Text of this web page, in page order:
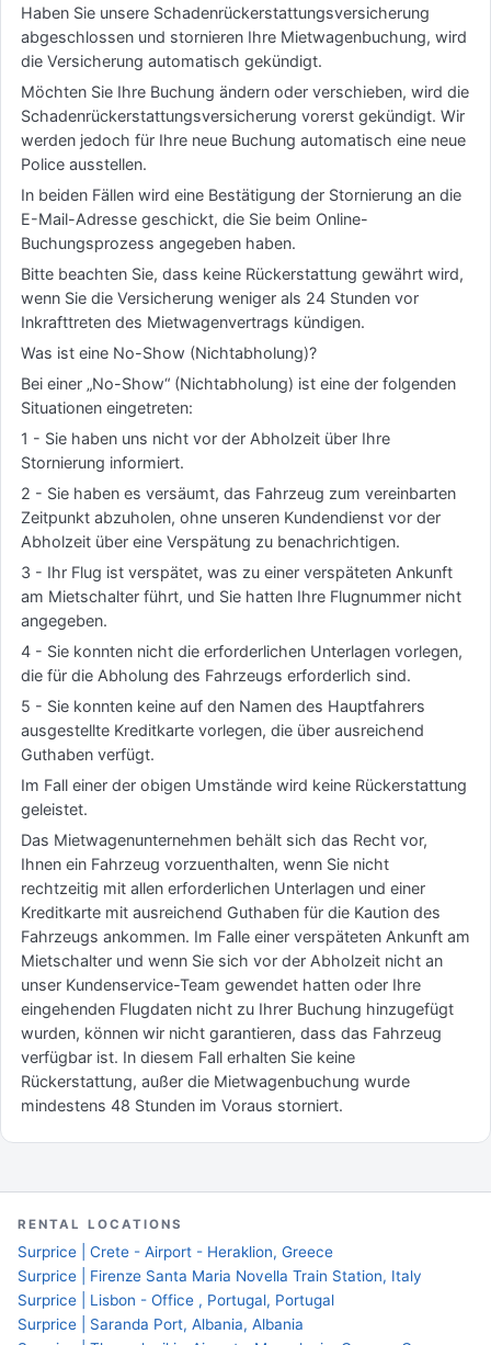
Haben Sie unsere Schadenrückerstattungsversicherung
abgeschlossen und stornieren Ihre Mietwagenbuchung, wird
die Versicherung automatisch gekündigt.
Möchten Sie Ihre Buchung ändern oder verschieben, wird die
Schadenrückerstattungsversicherung vorerst gekündigt. Wir
werden jedoch für Ihre neue Buchung automatisch eine neue
Police ausstellen.
In beiden Fällen wird eine Bestätigung der Stornierung an die
E-Mail-Adresse geschickt, die Sie beim Online-
Buchungsprozess angegeben haben.
Bitte beachten Sie, dass keine Rückerstattung gewährt wird,
wenn Sie die Versicherung weniger als 24 Stunden vor
Inkrafttreten des Mietwagenvertrags kündigen.
Was ist eine No-Show (Nichtabholung)?
Bei einer „No-Show“ (Nichtabholung) ist eine der folgenden
Situationen eingetreten:
1 - Sie haben uns nicht vor der Abholzeit über Ihre
Stornierung informiert.
2 - Sie haben es versäumt, das Fahrzeug zum vereinbarten
Zeitpunkt abzuholen, ohne unseren Kundendienst vor der
Abholzeit über eine Verspätung zu benachrichtigen.
3 - Ihr Flug ist verspätet, was zu einer verspäteten Ankunft
am Mietschalter führt, und Sie hatten Ihre Flugnummer nicht
angegeben.
4 - Sie konnten nicht die erforderlichen Unterlagen vorlegen,
die für die Abholung des Fahrzeugs erforderlich sind.
5 - Sie konnten keine auf den Namen des Hauptfahrers
ausgestellte Kreditkarte vorlegen, die über ausreichend
Guthaben verfügt.
Im Fall einer der obigen Umstände wird keine Rückerstattung
geleistet.
Das Mietwagenunternehmen behält sich das Recht vor,
Ihnen ein Fahrzeug vorzuenthalten, wenn Sie nicht
rechtzeitig mit allen erforderlichen Unterlagen und einer
Kreditkarte mit ausreichend Guthaben für die Kaution des
Fahrzeugs ankommen. Im Falle einer verspäteten Ankunft am
Mietschalter und wenn Sie sich vor der Abholzeit nicht an
unser Kundenservice-Team gewendet hatten oder Ihre
eingehenden Flugdaten nicht zu Ihrer Buchung hinzugefügt
wurden, können wir nicht garantieren, dass das Fahrzeug
verfügbar ist. In diesem Fall erhalten Sie keine
Rückerstattung, außer die Mietwagenbuchung wurde
mindestens 48 Stunden im Voraus storniert.
RENTAL LOCATIONS
Surprice | Crete - Airport - Heraklion, Greece
Surprice | Firenze Santa Maria Novella Train Station, Italy
Surprice | Lisbon - Office , Portugal, Portugal
Surprice | Saranda Port, Albania, Albania